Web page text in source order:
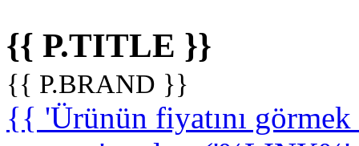
{{ P.TITLE }}
{{ P.BRAND }}
{{ 'Ürünün fiyatını